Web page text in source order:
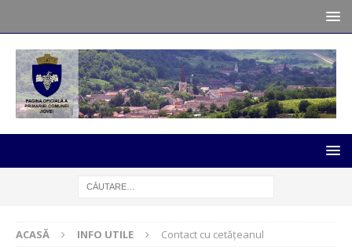
ACASĂ INFO UTILE Contact cu cetățeanul